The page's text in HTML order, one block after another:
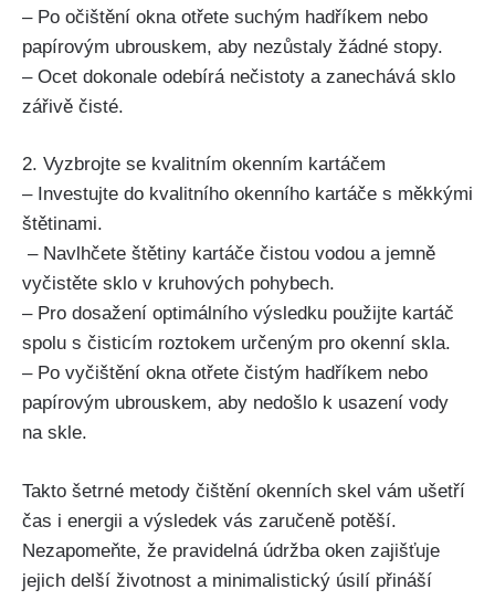
– Po⁤ očištění okna otřete suchým hadříkem nebo
papírovým ubrouskem, aby nezůstaly žádné stopy.
– Ocet dokonale odebírá nečistoty a zanechává sklo
zářivě čisté.
2. ⁣Vyzbrojte se kvalitním okenním kartáčem
– Investujte do kvalitního okenního kartáče s měkkými⁣
štětinami.
‍ – Navlhčete štětiny kartáče čistou vodou a jemně
vyčistěte sklo v kruhových‌ pohybech.
– Pro dosažení optimálního výsledku použijte kartáč
spolu s čisticím roztokem určeným pro okenní ‍skla.
– Po vyčištění okna otřete čistým hadříkem nebo
papírovým ubrouskem, aby nedošlo k usazení vody
na skle.
Takto šetrné metody čištění okenních skel vám⁣ ušetří​
čas i energii a výsledek vás zaručeně ​potěší.
Nezapomeňte, že pravidelná údržba oken zajišťuje
jejich delší životnost a minimalistický ⁢úsilí přináší⁣